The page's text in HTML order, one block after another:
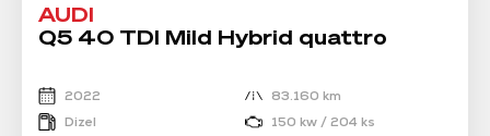
AUDI
Q5 40 TDI Mild Hybrid quattro
2022
83.160 km
Dizel
150 kw / 204 ks